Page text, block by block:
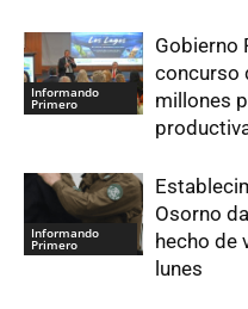
Informando
Primero
Gobierno
concurso
millones
Informando
Primero
Osorno
hecho de
lunes